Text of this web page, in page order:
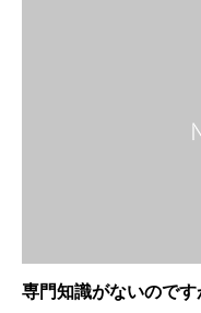
専門知識がないので